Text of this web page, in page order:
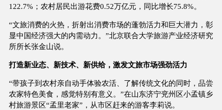
122.7%；农村居民出游花费0.52万亿元，同比增长75.8%。
“文旅消费的火热，折射出消费市场的蓬勃活力和巨大潜力，彰
显中国经济强大的内需动力。”北京联合大学旅游产业经济研究
所所长张金山说。
打造新业态、新技术、新供给，激发文旅市场强劲活力
“带孩子到农村亲自动手体验农活、了解传统文化的同时，品尝
农家特色美食，感觉特别有意义。”在山东济宁兖州区小孟镇乡
村旅游景区“孟里老家”，从市区赶来的游客李莉说。